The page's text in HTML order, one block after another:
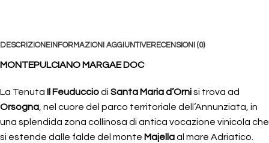
DESCRIZIONEINFORMAZIONI AGGIUNTIVERECENSIONI (0)
MONTEPULCIANO MARGAE DOC
La Tenuta Il Feuducciodi Santa Maria d’Ornisi trova ad
Orsogna , nel cuore del parco territoriale dell’Annunziata, in
una splendida zona collinosa di antica vocazione vinicola che
si estende dalle falde del monte Majellaal mare Adriatico.